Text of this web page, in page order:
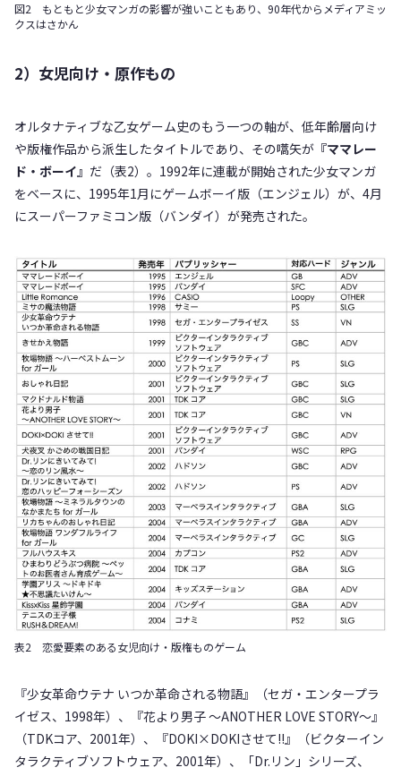
図2 もともと少女マンガの影響が強いこともあり、90年代からメディアミッ
クスはさかん
2）女児向け・原作もの
オルタナティブな乙女ゲーム史のもう一つの軸が、低年齢層向け
や版権作品から派生したタイトルであり、その嚆矢が 『ママレー
ド・ボーイ』 だ（表2）。1992年に連載が開始された少女マンガ
をベースに、1995年1月にゲームボーイ版（エンジェル）が、4月
にスーパーファミコン版（バンダイ）が発売された。
表2 恋愛要素のある女児向け・版権ものゲーム
『少女革命ウテナ いつか革命される物語』（セガ・エンタープラ
イゼス、1998年）、『花より男子 ～ANOTHER LOVE STORY～』
（TDKコア、2001年）、『DOKI×DOKIさせて!!』（ビクターイン
タラクティブソフトウェア、2001年）、「Dr.リン」シリーズ、